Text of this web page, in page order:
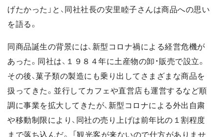
げたかった」と、同社社長の安里睦子さんは商品への思い
を語る。
同商品誕生の背景には、新型コロナ禍による経営危機が
あった。同社は、１９８４年に土産物の卸・販売で設立。
その後、菓子類の製造にも乗り出してさまざまな商品を
扱ってきた。並行してカフェや直営店も運営するなど順
調に事業を拡大してきたが、新型コロナによる外出自粛
や移動制限により、同社の売り上げは前年比の１割程度
まで落ち込んだ。 「観光客が来ないので仕方がありませ